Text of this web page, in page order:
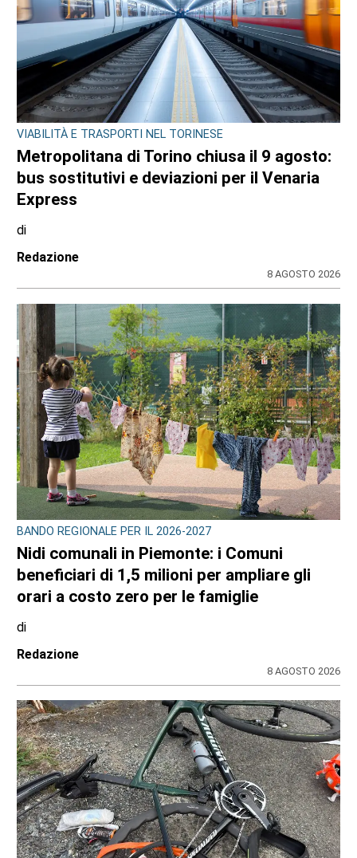
VIABILITÀ E TRASPORTI NEL TORINESE
Metropolitana di Torino chiusa il 9 agosto:
bus sostitutivi e deviazioni per il Venaria
Express
di
Redazione
8 AGOSTO 2026
BANDO REGIONALE PER IL 2026-2027
Nidi comunali in Piemonte: i Comuni
beneficiari di 1,5 milioni per ampliare gli
orari a costo zero per le famiglie
di
Redazione
8 AGOSTO 2026